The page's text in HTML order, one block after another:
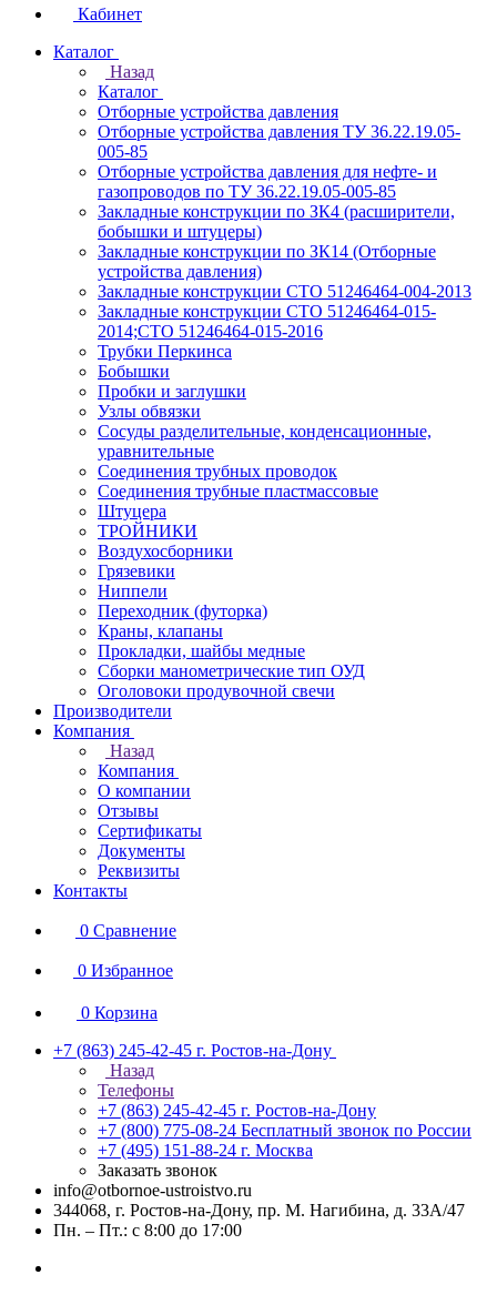
Кабинет
Каталог
Назад
Каталог
Отборные устройства давления
Отборные устройства давления ТУ 36.22.19.05-
005-85
Отборные устройства давления для нефте- и
газопроводов по ТУ 36.22.19.05-005-85
Закладные конструкции по ЗК4 (расширители,
бобышки и штуцеры)
Закладные конструкции по ЗК14 (Отборные
устройства давления)
Закладные конструкции СТО 51246464-004-2013
Закладные конструкции СТО 51246464-015-
2014;СТО 51246464-015-2016
Трубки Перкинса
Бобышки
Пробки и заглушки
Узлы обвязки
Сосуды разделительные, конденсационные,
уравнительные
Соединения трубных проводок
Соединения трубные пластмассовые
Штуцера
ТРОЙНИКИ
Воздухосборники
Грязевики
Ниппели
Переходник (футорка)
Краны, клапаны
Прокладки, шайбы медные
Сборки манометрические тип ОУД
Оголовоки продувочной свечи
Производители
Компания
Назад
Компания
О компании
Отзывы
Сертификаты
Документы
Реквизиты
Контакты
0 Сравнение
0 Избранное
0 Корзина
+7 (863) 245-42-45 г. Ростов-на-Дону
Назад
Телефоны
+7 (863) 245-42-45 г. Ростов-на-Дону
+7 (800) 775-08-24 Бесплатный звонок по России
+7 (495) 151-88-24 г. Москва
Заказать звонок
info@otbornoe-ustroistvo.ru
344068, г. Ростов-на-Дону, пр. М. Нагибина, д. 33А/47
Пн. – Пт.: с 8:00 до 17:00